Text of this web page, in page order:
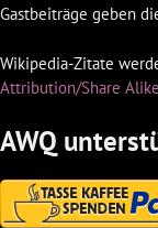
Gastbeiträge geben
Wikipedia-Zitate
Attribution/Share Alike
AWQ